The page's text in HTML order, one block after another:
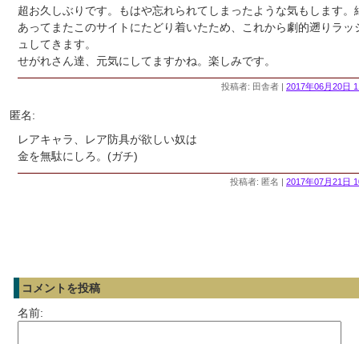
超お久しぶりです。もはや忘れられてしまったような気もします。
あってまたこのサイトにたどり着いたため、これから劇的遡りラッ
ュしてきます。
せがれさん達、元気にしてますかね。楽しみです。
投稿者: 田舎者 | 2017年06月20日
匿名:
レアキャラ、レア防具が欲しい奴は
金を無駄にしろ。(ガチ)
投稿者: 匿名 | 2017年07月21日
コメントを投稿
名前: